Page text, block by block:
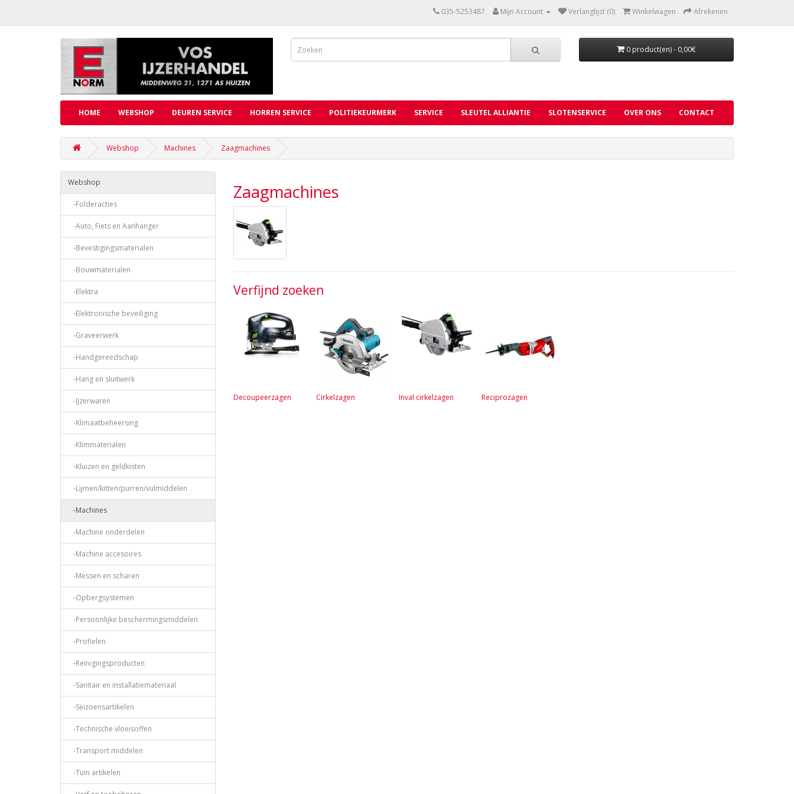
035-5253487 Mijn Account Verlanglijst (0) Winkelwagen Afrekenen
0 product(en) - 0,00€
HOME WEBSHOP DEUREN SERVICE HORREN SERVICE POLITIEKEURMERK SERVICE SLEUTEL ALLIANTIE SLOTENSERVICE OVER ONS CONTACT
Webshop Machines Zaagmachines
Webshop
-Folderacties
-Auto, Fiets en Aanhanger
-Bevestigingsmaterialen
-Bouwmaterialen
-Elektra
-Elektronische beveiliging
-Graveerwerk
-Handgereedschap
-Hang en sluitwerk
-IJzerwaren
-Klimaatbeheersing
-Klimmaterialen
-Kluizen en geldkisten
-Lijmen/kitten/purren/vulmiddelen
-Machines
-Machine onderdelen
-Machine accesoires
-Messen en scharen
-Opbergsystemen
-Persoonlijke beschermingsmiddelen
-Profielen
-Reinigingsproducten
-Sanitair en installatiemateriaal
-Seizoensartikelen
-Technische vloeisoffen
-Transport middelen
-Tuin artikelen
Zaagmachines
Verfijnd zoeken
Decoupeerzagen Cirkelzagen Inval cirkelzagen Reciprozagen